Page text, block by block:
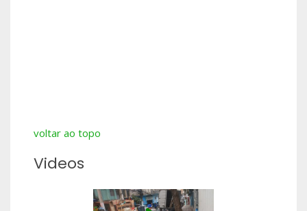
voltar ao topo
Videos